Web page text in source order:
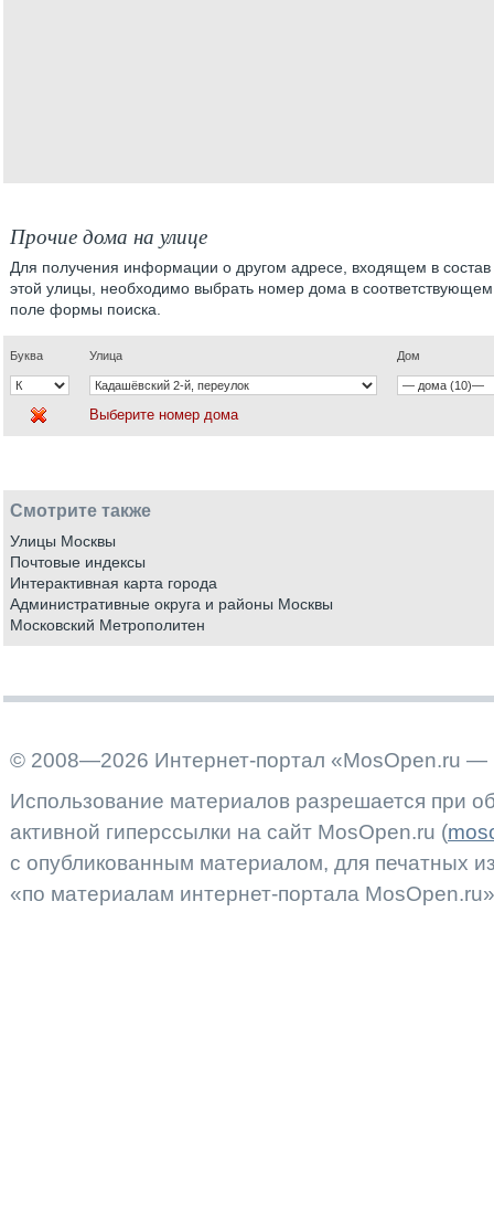
Прочие дома на улице
Для получения информации о другом адресе, входящем в состав
этой улицы, необходимо выбрать номер дома в соответствующем
поле формы поиска.
Буква Улица Дом
Выберите номер дома
Смотрите также
Улицы Москвы
Почтовые индексы
Интерактивная карта города
Административные округа и районы Москвы
Московский Метрополитен
© 2008—2026 Интернет-портал «MosOpen.ru —
Использование материалов разрешается при
активной гиперссылки на сайт MosOpen.ru (
с опубликованным материалом, для печатных
«по материалам интернет-портала